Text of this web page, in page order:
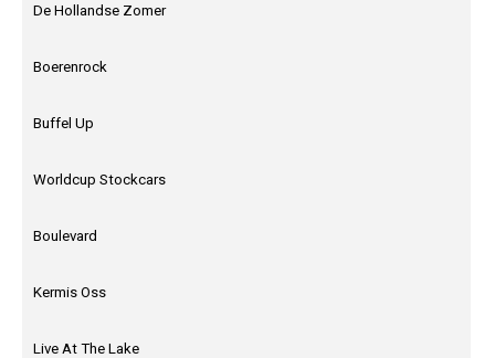
De Hollandse Zomer
Boerenrock
Buffel Up
Worldcup Stockcars
Boulevard
Kermis Oss
Live At The Lake